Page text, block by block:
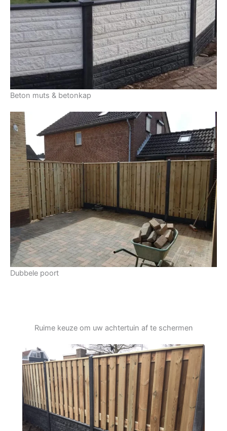
Beton muts & betonkap
Dubbele poort
Ruime keuze om uw achtertuin af te schermen